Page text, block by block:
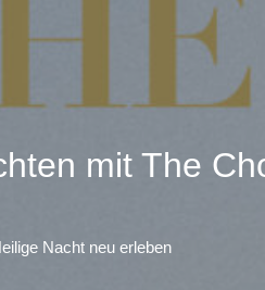
mit The
Nacht neu erleben